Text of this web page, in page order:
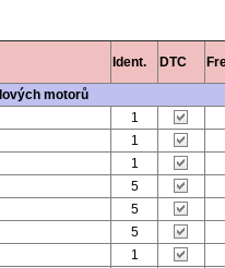
Ident. DTC
motorů
1
1
1
5
5
5
1